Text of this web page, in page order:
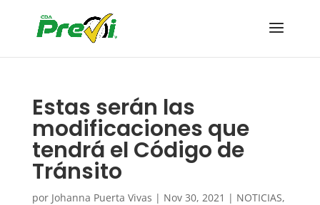
Estas serán las
modificaciones que
tendrá el Código de
Tránsito
por Johanna Puerta Vivas | Nov 30, 2021 | NOTICIAS,